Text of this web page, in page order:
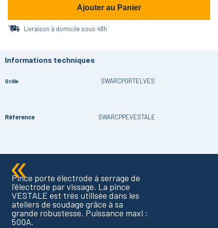
Ajouter au Panier
Livraison à domicile sous 48h
Informations techniques
Grille SWARCPORTELVES
Réference SWARCPPEVESTALE
Pince porte électrode à serrage de
l'électrode par vissage. La pince
VESTALE est très utilisée dans les
ateliers de soudage grâce à sa
grande robustesse. Puissance maxi :
500A.